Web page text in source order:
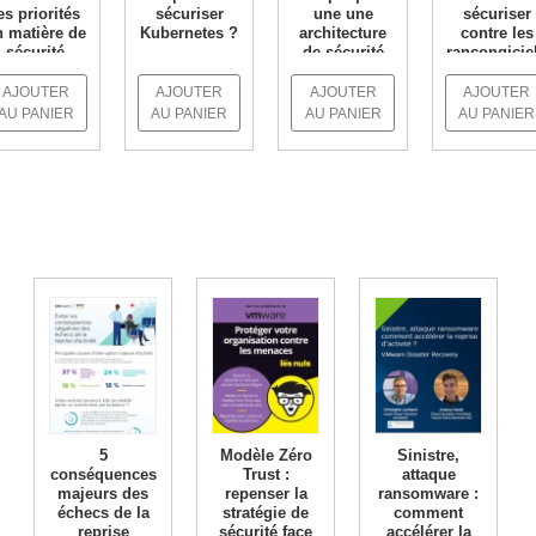
priorités
matière de
sécurité
des...
SAVOIR +
AJOUTER
PANIER
sécuriser
Kubernetes ?
AJOUTER
AU PANIER
une une
architecture
de sécurité
pérenne
EN SAVOIR +
AJOUTER
AU PANIER
sécuriser
contre les
?
EN SAVOIR
AJOUTER
AU PANIER
5
conséquences
majeurs des
échecs de la
reprise
Modèle Zéro
Trust :
repenser la
stratégie de
sécurité face
Sinistre,
attaque
ransomware :
comment
accélérer la